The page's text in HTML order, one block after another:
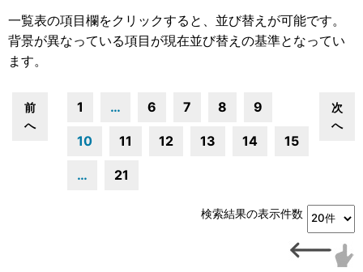
一覧表の項目欄をクリックすると、並び替えが可能です。
背景が異なっている項目が現在並び替えの基準となってい
ます。
前
へ
1 … 6 7 8 9
10 11 12 13 14 15
… 21
次
へ
検索結果の表示件数